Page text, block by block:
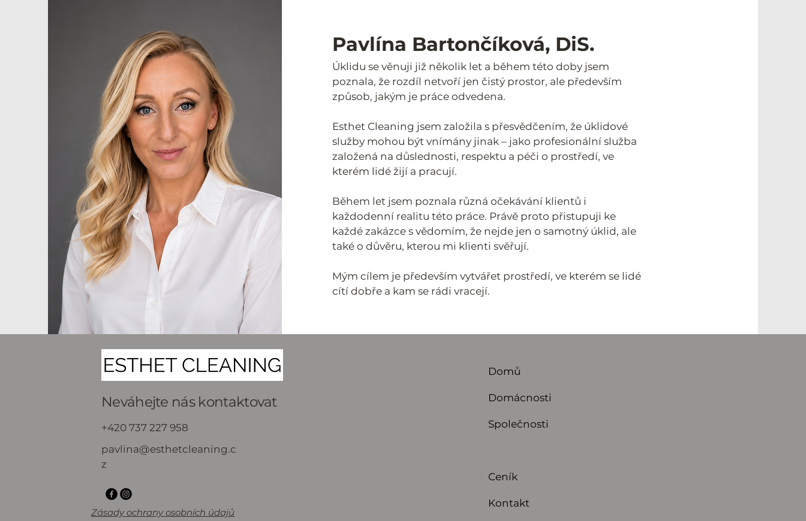
Pavlína Bartončíková, DiS.
Úklidu se věnuji již několik let a během této doby jsem
poznala, že rozdíl netvoří jen čistý prostor, ale především
způsob, jakým je práce odvedena.
Esthet Cleaning jsem založila s přesvědčením, že úklidové
služby mohou být vnímány jinak – jako profesionální služba
založená na důslednosti, respektu a péči o prostředí, ve
kterém lidé žijí a pracují.
Během let jsem poznala různá očekávání klientů i
každodenní realitu této práce. Právě proto přistupuji ke
každé zakázce s vědomím, že nejde jen o samotný úklid, ale
také o důvěru, kterou mi klienti svěřují.
Mým cílem je především vytvářet prostředí, ve kterém se lidé
cítí dobře a kam se rádi vracejí.
Neváhejte nás kontaktovat
+420 737 227 958
pavlina@esthetcleaning.c
z
Zásady ochrany osobních údajů
Domů
Domácnosti
Společnosti
Ceník
Kontakt